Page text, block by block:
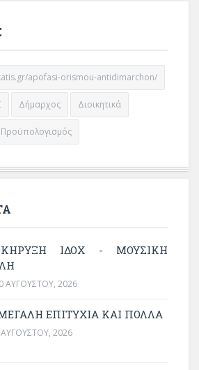
apofasi-orismou-antidimarchon/
Δήμαρχος Διοικητικά
Προϋπολογισμός
ΙΔΟΧ - ΜΟΥΣΙΚΗ
ΑΥΓΟΎΣΤΟΥ, 2026
ΕΠΙΤΥΧΊΑ ΚΑΙ ΠΟΛΛΆ
2026